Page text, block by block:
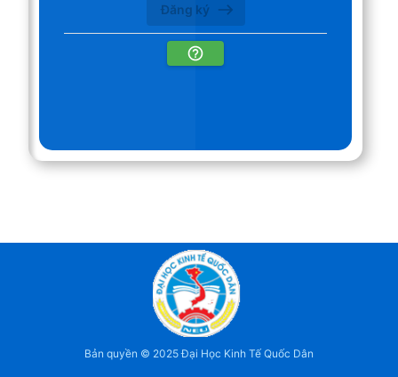
Đăng ký
Bản quyền © 2025 Đại Học Kinh Tế Quốc Dân